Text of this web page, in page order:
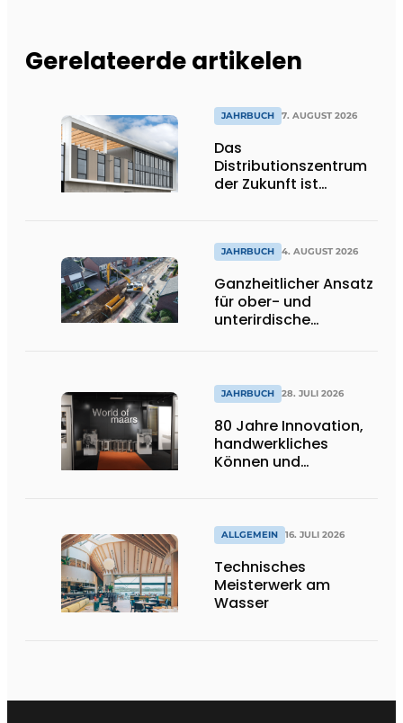
Gerelateerde artikelen
JAHRBUCH 7. AUGUST 2026
Das
Distributionszentrum
der Zukunft ist
lässt Tageslicht tief
ins Innere strömen
JAHRBUCH 4. AUGUST 2026
Ganzheitlicher Ansatz
für ober- und
unterirdische
JAHRBUCH 28. JULI 2026
80 Jahre Innovation,
handwerkliches
Können und
ALLGEMEIN 16. JULI 2026
Technisches
Meisterwerk am
Wasser